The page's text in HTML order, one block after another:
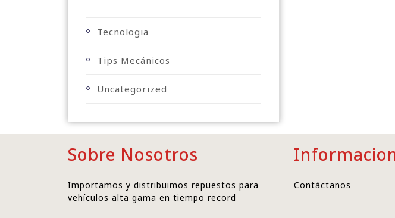
Tecnologia
Tips Mecánicos
Uncategorized
Sobre Nosotros
Importamos y distribuimos repuestos para
vehículos alta gama en tiempo record
Contáctanos